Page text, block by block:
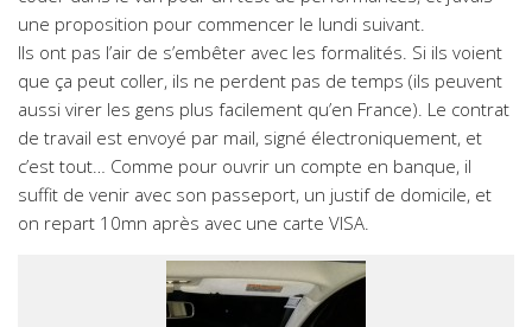
une proposition pour commencer le lundi suivant.
Ils ont pas l’air de s’embêter avec les formalités. Si ils voient
que ça peut coller, ils ne perdent pas de temps (ils peuvent
aussi virer les gens plus facilement qu’en France). Le contrat
de travail est envoyé par mail, signé électroniquement, et
c’est tout… Comme pour ouvrir un compte en banque, il
suffit de venir avec son passeport, un justif de domicile, et
on repart 10mn après avec une carte VISA.